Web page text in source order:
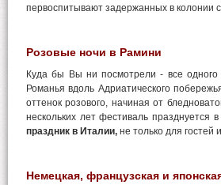
первоспитывают задержанных в колонии
Розовые ночи в Рамини
Куда бы Вы ни посмотрели - все одного
Романья вдоль Адриатического
оттенок розового, начиная от
нескольких лет фестиваль
праздник в Италии, не только для
Немецкая, французская и